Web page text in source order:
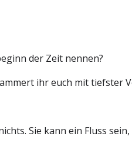
der Zeit nennen?
ihr euch mit tiefster
Sie kann ein Fluss